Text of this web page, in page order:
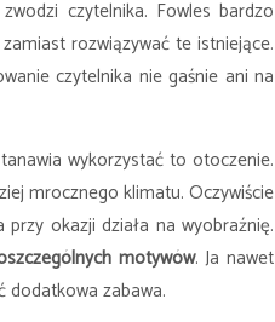
czytelnika. Fowles bardzo
rozwiązywać te istniejące.
czytelnika nie gaśnie ani na
wykorzystać to otoczenie.
mrocznego klimatu. Oczywiście
okazji działa na wyobraźnię.
motywów. Ja nawet
dodatkowa zabawa.